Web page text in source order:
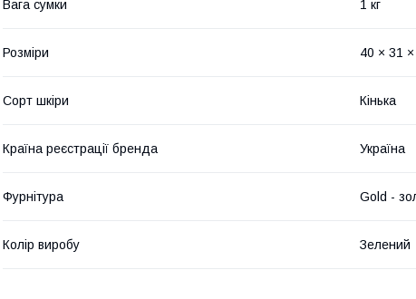
Вага сумки 1 кг
Розміри 40 × 31
Сорт шкіри Кінька
Країна реєстрації бренда Україна
Фурнітура Gold -
Колір виробу Зелений